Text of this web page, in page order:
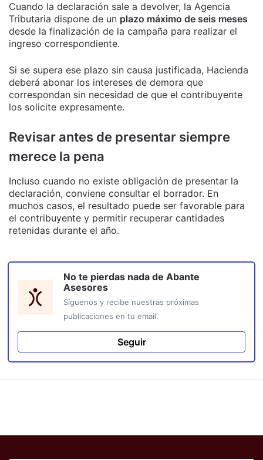
Cuando la declaración sale a devolver, la Agencia
Tributaria dispone de un plazo máximo de seis meses
desde la finalización de la campaña para realizar el
ingreso correspondiente.
Si se supera ese plazo sin causa justificada, Hacienda
deberá abonar los intereses de demora que
correspondan sin necesidad de que el contribuyente
los solicite expresamente.
Revisar antes de presentar siempre
merece la pena
Incluso cuando no existe obligación de presentar la
declaración, conviene consultar el borrador. En
muchos casos, el resultado puede ser favorable para
el contribuyente y permitir recuperar cantidades
retenidas durante el año.
No te pierdas nada de Abante
Asesores
Síguenos y recibe nuestras próximas
publicaciones en tu email.
Seguir